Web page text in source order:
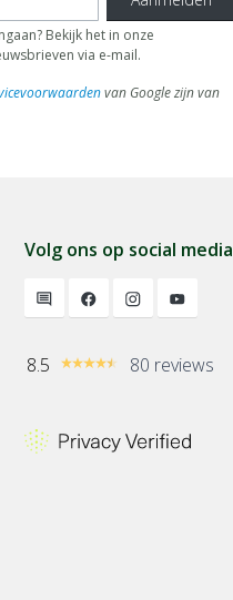
Bekijk het in onze
via e-mail.
van Google zijn van
Volg ons op social media
8.5 80 reviews